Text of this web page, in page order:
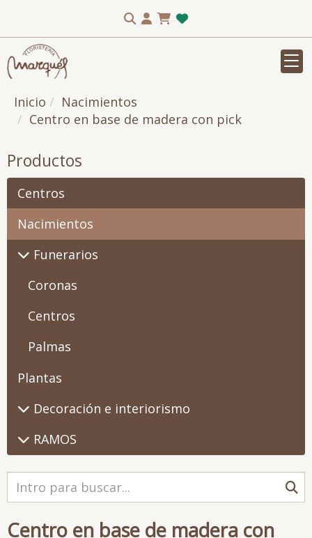
Inicio
Nacimientos
Centro en base de madera con pick
Productos
Centros
Nacimientos
Funerarios
Coronas
Centros
Palmas
Plantas
Decoración e interiorismo
RAMOS
Centro en base de madera con